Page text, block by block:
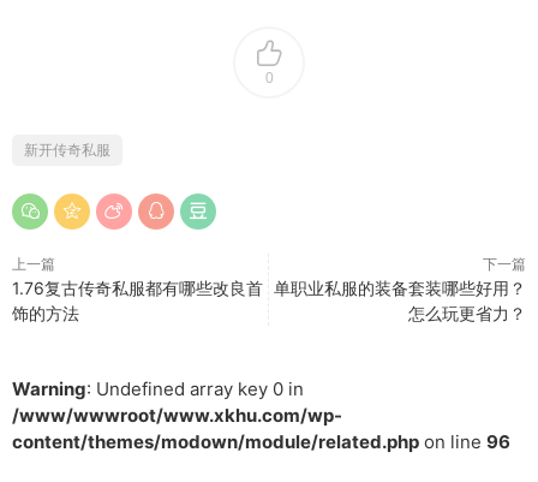
0
新开传奇私服
上一篇
1.76复古传奇私服都有哪些改良首
饰的方法
下一篇
单职业私服的装备套装哪些好用？
怎么玩更省力？
Warning: Undefined array key 0 in
/www/wwwroot/www.xkhu.com/wp-
content/themes/modown/module/related.php on line 96